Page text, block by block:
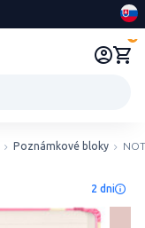
Poznámkové bloky
2 dni